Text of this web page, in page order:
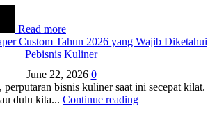
Read more
Custom Tahun 2026 yang Wajib Diketahui
Pebisnis Kuliner
June 22, 2026 0
perputaran bisnis kuliner saat ini secepat kilat.
dulu kita... Continue reading